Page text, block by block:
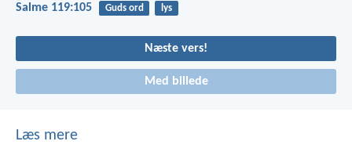
Salme 119:105 Guds ord lys
Næste vers!
Med billede
Læs mere